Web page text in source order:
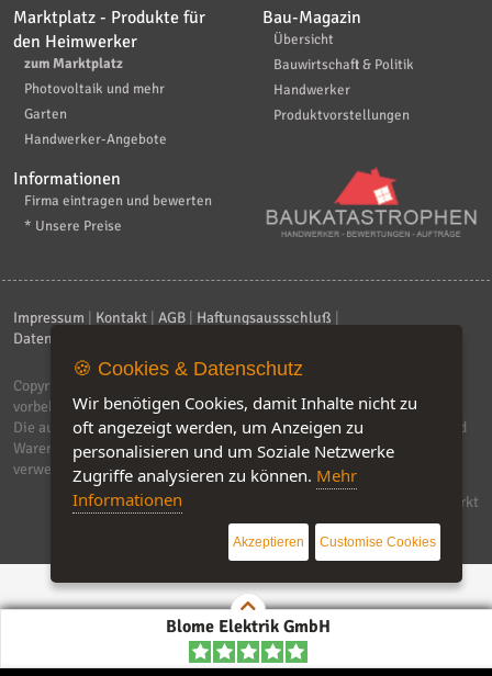
Blome Elektrik GmbH
Marktplatz - Produkte für
den Heimwerker
zum Marktplatz
Photovoltaik und mehr
Garten
Handwerker-Angebote
Bau-Magazin
Übersicht
Bauwirtschaft & Politik
Handwerker
Produktvorstellungen
Informationen
Firma eintragen und bewerten
* Unsere Preise
Impressum Kontakt AGB Haftungsaussschluß
Datenschutzerklärung
Copyright © 2026
vorbehalten.
Die auf dieser Seite verwendeten Produktbezeichnungen, Namen und
Warenzeichen sind Eigentum der jeweiligen Firmen. Unser Portal
verwendet Affiliat-Links, für dir wir Geld erhalten.
Software by IQ-Markt
🍪 Cookies & Datenschutz
Wir benötigen Cookies, damit Inhalte nicht zu
oft angezeigt werden, um Anzeigen zu
personalisieren und um Soziale Netzwerke
Zugriffe analysieren zu können. Mehr
Informationen
Akzeptieren Customise Cookies